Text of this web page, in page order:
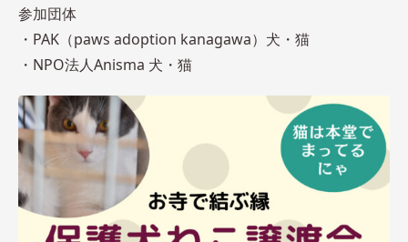
参加団体
・PAK（paws adoption kanagawa）犬・猫
・NPO法人Anisma 犬・猫